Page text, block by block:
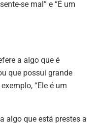
se mal” e “É um
a algo que é
que possui grande
“Ele é um
algo que está prestes a